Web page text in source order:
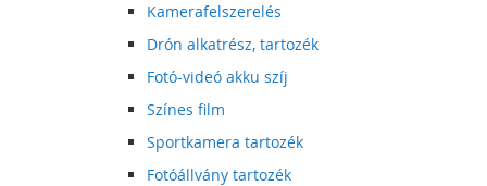
Kamerafelszerelés
Drón alkatrész, tartozék
Fotó-videó akku szíj
Színes film
Sportkamera tartozék
Fotóállvány tartozék